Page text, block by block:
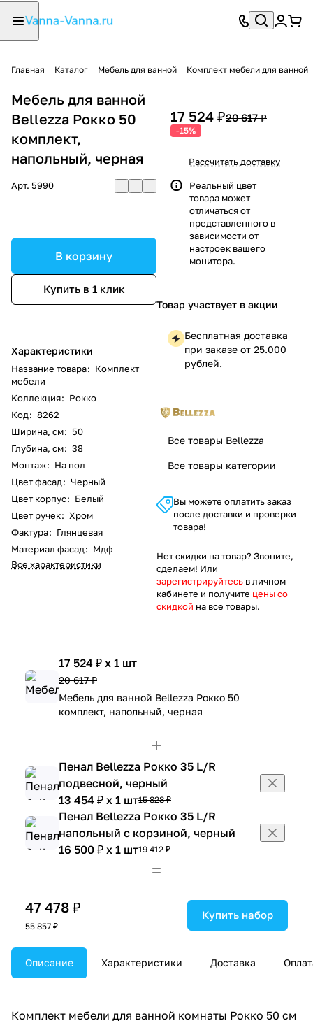
Главная Каталог Мебель для ванной Комплект мебели для ванной
Мебель для ванной
Bellezza Рокко 50
комплект,
напольный, черная
Арт. 5990
В корзину
Купить в 1 клик
Характеристики
Название товара: Комплект
мебели
Коллекция: Рокко
Код: 8262
Ширина, см: 50
Глубина, см: 38
Монтаж: На пол
Цвет фасад: Черный
Цвет корпус: Белый
Цвет ручек: Хром
Фактура: Глянцевая
Материал фасад: Мдф
Все характеристики
17 524 ₽20 617 ₽
-15%
Рассчитать доставку
Реальный цвет
товара может
отличаться от
представленного в
зависимости от
настроек вашего
монитора.
Товар участвует в акции
Бесплатная доставка
при заказе от 25.000
рублей.
Все товары Bellezza
Все товары категории
Вы можете оплатить заказ
после доставки и проверки
товара!
Нет скидки на товар? Звоните,
сделаем! Или
зарегистрируйтесь в личном
кабинете и получите цены со
скидкой на все товары.
17 524 ₽ x 1 шт
20 617 ₽
Мебель для ванной Bellezza Рокко 50
комплект, напольный, черная
Пенал Bellezza Рокко 35 L/R
подвесной, черный
13 454 ₽ x 1 шт15 828 ₽
Пенал Bellezza Рокко 35 L/R
напольный с корзиной, черный
16 500 ₽ x 1 шт19 412 ₽
47 478 ₽
55 857 ₽
Купить набор
Описание Характеристики Доставка
Комплект мебели для ванной комнаты Рокко 50 см